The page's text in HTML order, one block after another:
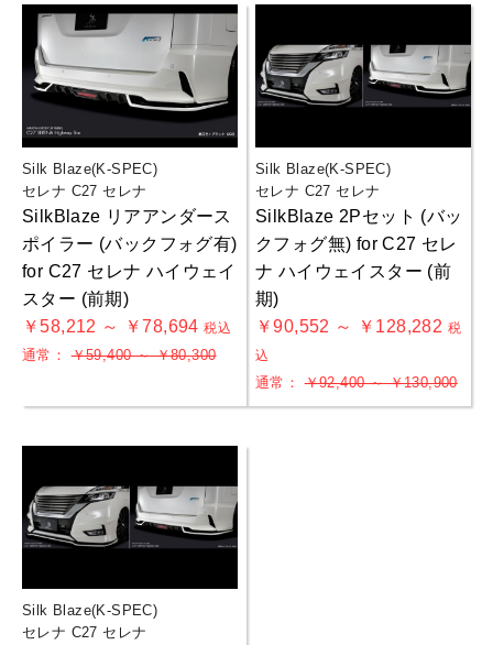
Silk Blaze(K-SPEC)
セレナ C27 セレナ
SilkBlaze リアアンダース
ポイラー (バックフォグ有)
for C27 セレナ ハイウェイ
スター (前期)
￥58,212 ～ ￥78,694税込
通常：￥59,400 ～ ￥80,300
Silk Blaze(K-SPEC)
セレナ C27 セレナ
SilkBlaze 2Pセット (バッ
クフォグ無) for C27 セレ
ナ ハイウェイスター (前
期)
￥90,552 ～ ￥128,282 税
込
通常：￥92,400 ～ ￥130,900
Silk Blaze(K-SPEC)
セレナ C27 セレナお買物を続ける